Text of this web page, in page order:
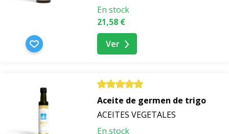
En stock
21,58 €
Ver
Aceite de germen de trigo
ACEITES VEGETALES
En stock